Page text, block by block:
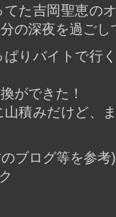
た吉岡聖恵の
の深夜を過ごし
りバイトで行
ができた！
積みだけど、
ブログ等を参考)